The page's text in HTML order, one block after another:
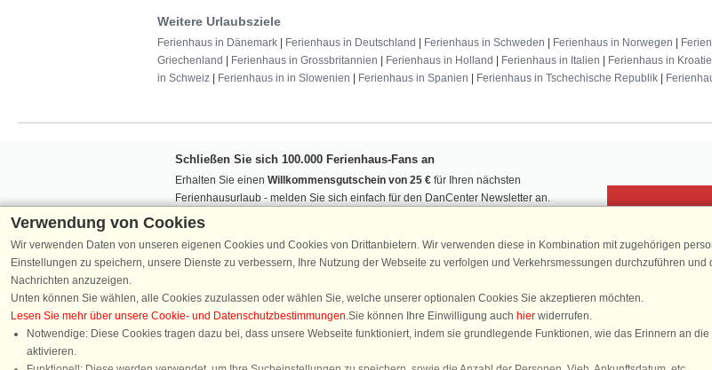
Weitere Urlaubsziele
Ferienhaus in Dänemark Ferienhaus in Deutschland Ferienhaus in Schweden Ferienhaus in Norwegen
Griechenland
Ferienhaus in Grossbritannien Ferienhaus in Holland Ferienhaus in Italien Ferienhaus in
in Schweiz
Ferienhaus in in Slowenien Ferienhaus in Spanien Ferienhaus in Tschechische Republik
Schließen Sie sich 100.000 Ferienhaus-Fans an
Erhalten Sie einen Willkommensgutschein von 25 € für Ihren nächsten
Ferienhausurlaub - melden Sie sich einfach für den DanCenter Newsletter an.
Verpassen Sie nie wieder exklusive Angebote, Gewinnspiele und Urlaubstipps!
Folgen Sie uns:
Verwendung von Cookies
Wir verwenden Daten von unseren eigenen Cookies und Cookies von Drittanbietern. Wir verwenden diese in Kombination mit zugehörigen
Einstellungen zu speichern, unsere Dienste zu verbessern, Ihre Nutzung der Webseite zu verfolgen und Verkehrsmessungen durchzuführen
Nachrichten anzuzeigen.
Unten können Sie wählen, alle Cookies zuzulassen oder wählen Sie, welche unserer optionalen Cookies Sie akzeptieren möchten.
Lesen Sie mehr über unsere Cookie- und Datenschutzbestimmungen.Sie können Ihre Einwilligung auch hier widerrufen.
Notwendige: Diese Cookies tragen dazu bei, dass unsere Webseite funktioniert, indem sie grundlegende Funktionen, wie das Erinnern an
aktivieren.